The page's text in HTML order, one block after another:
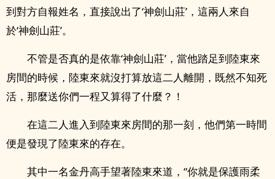
到對方自報姓名，直接說出了‘神劍山莊’，這兩人來自
於‘神劍山莊’。
不管是否真的是依靠‘神劍山莊’，當他踏足到陸東來
房間的時候，陸東來就沒打算放這二人離開，既然不知死
活，那麼送你們一程又算得了什麼？！
在這二人進入到陸東來房間的那一刻，他們第一時間
便是發現了陸東來的存在。
其中一名金丹高手望著陸東來道，“你就是保護雨柔